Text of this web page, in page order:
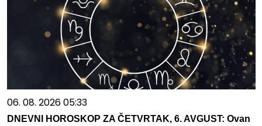
06. 08. 2026 05:33
DNEVNI HOROSKOP ZA ČETVRTAK, 6. AVGUST: Ovan